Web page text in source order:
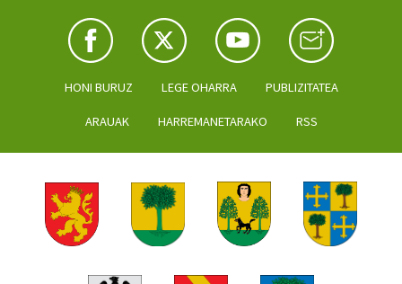
HONI BURUZ LEGE OHARRA PUBLIZITATEA
ARAUAK HARREMANETARAKO RSS